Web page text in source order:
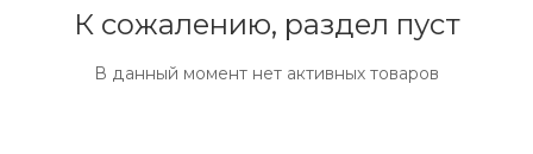
К сожалению, раздел пуст
В данный момент нет активных товаров